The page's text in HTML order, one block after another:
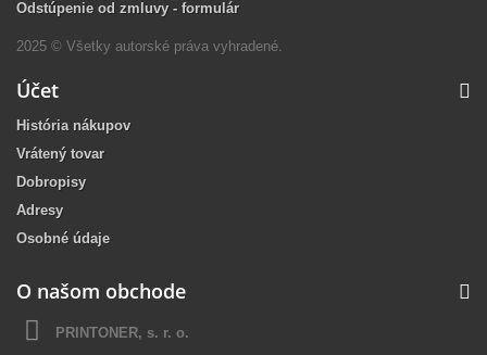
Odstúpenie od zmluvy - formulár
2025 © Všetky autorské práva vyhradené.
Účet
História nákupov
Vrátený tovar
Dobropisy
Adresy
Osobné údaje
O našom obchode
PRINTONER, s. r. o.